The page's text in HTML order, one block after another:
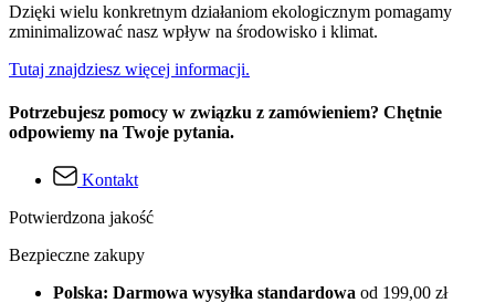
Dzięki wielu konkretnym działaniom ekologicznym pomagamy
zminimalizować nasz wpływ na środowisko i klimat.
Tutaj znajdziesz więcej informacji.
Potrzebujesz pomocy w związku z zamówieniem? Chętnie
odpowiemy na Twoje pytania.
Kontakt
Potwierdzona jakość
Bezpieczne zakupy
Polska: Darmowa wysyłka standardowa od 199,00 zł